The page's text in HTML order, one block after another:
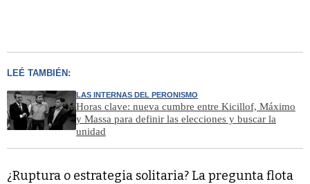
LEÉ TAMBIÉN:
LAS INTERNAS DEL PERONISMO
Horas clave: nueva cumbre entre Kicillof, Máximo
y Massa para definir las elecciones y buscar la
unidad
¿Ruptura o estrategia solitaria? La pregunta flota